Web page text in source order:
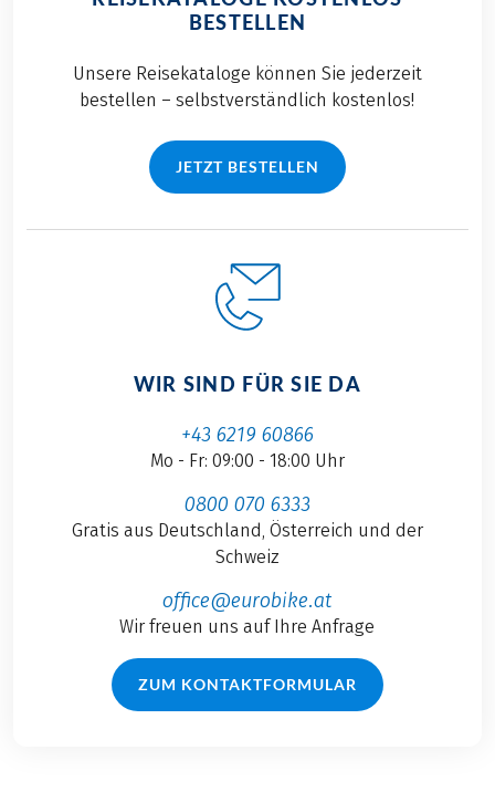
BESTELLEN
Unsere Reisekataloge können Sie jederzeit
bestellen – selbstverständlich kostenlos!
JETZT BESTELLEN
WIR SIND FÜR SIE DA
+43 6219 60866
Mo - Fr: 09:00 - 18:00 Uhr
0800 070 6333
Gratis aus Deutschland, Österreich und der
Schweiz
office@eurobike.at
Wir freuen uns auf Ihre Anfrage
ZUM KONTAKTFORMULAR